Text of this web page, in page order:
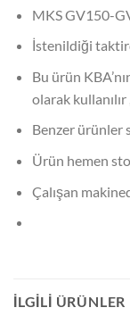
MKS GV150-
İstenildiği
Bu ürün
olarak kullanılır ,
Benzer ürünler
Ürün hemen
Çalışan
İLGILI ÜRÜNLER